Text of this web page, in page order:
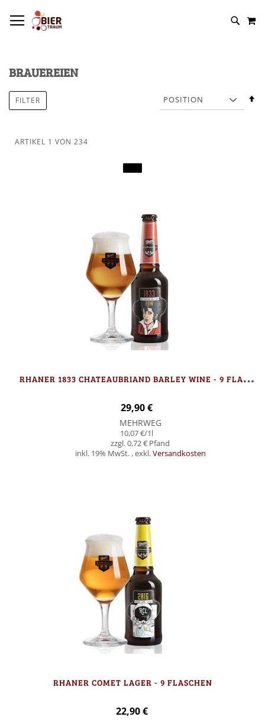
BRAUEREIEN
ARTIKEL 1 VON 234
R
HANER 1833 CHATEAUBRIAND BARLEY WINE - 9 FLASCHEN
29,90 €
MEHRWEG
10,07 €/1l
0,72 €
inkl. 19% MwSt. ,exkl.Versandkosten
RHANER COMET LAGER - 9 FLASCHEN
22,90 €
FILTER